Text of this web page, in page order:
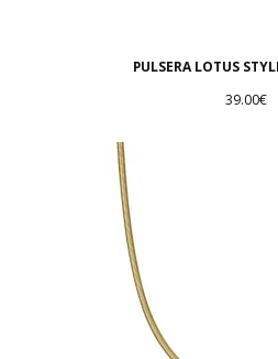
PULSERA LOTUS
39.00€